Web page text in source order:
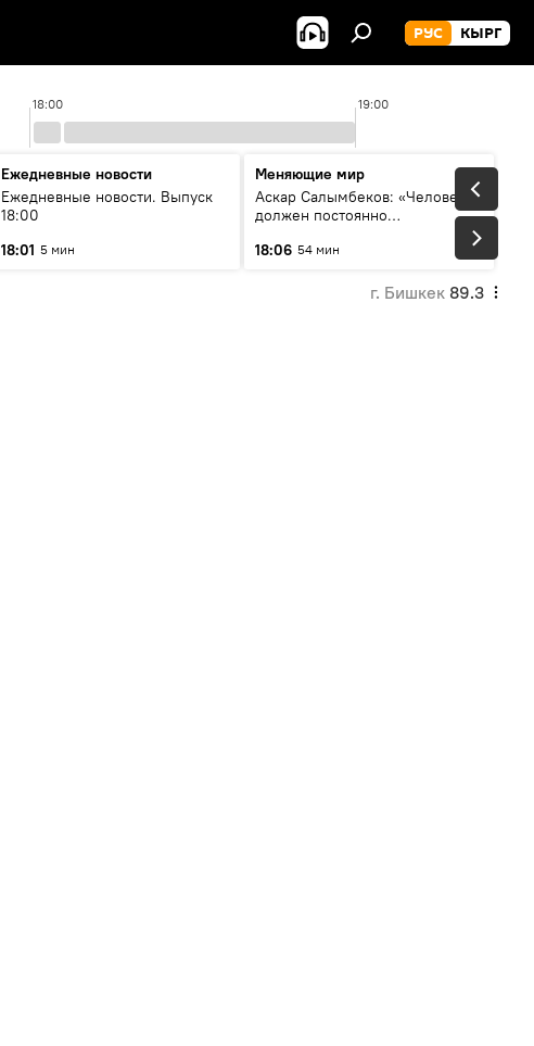
РУС КЫРГ
18:00 19:00
Ежедневные новости
Ежедневные новости. Выпуск
18:00
18:01 5 мин
Меняющие мир
Аскар Салымбеков: «Человек
должен постоянно
18:06 54 мин
г. Бишкек 89.3